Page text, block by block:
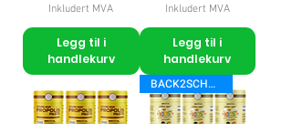
Inkludert MVA
Legg til i
handlekurv
Inkludert MVA
Legg til i
handlekurv
BACK2SCHOOL